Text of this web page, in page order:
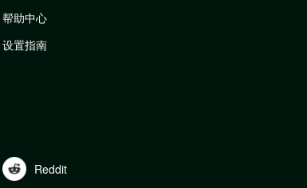
帮助中心
设置指南
Reddit